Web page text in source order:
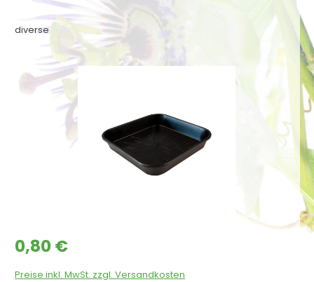
diverse
Bildergalerie überspringen
Regulärer Preis:
0,80 €
Preise inkl. MwSt. zzgl. Versandkosten